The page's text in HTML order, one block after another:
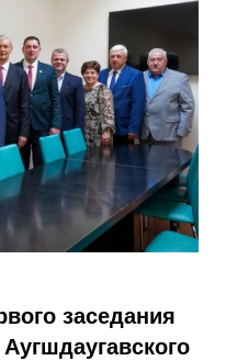
заседания